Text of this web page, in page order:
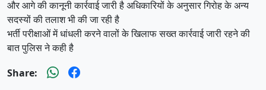
और आगे की कानूनी कार्रवाई जारी है अधिकारियों के अनुसार गिरोह के अन्य
सदस्यों की तलाश भी की जा रही है
भर्ती परीक्षाओं में धांधली करने वालों के खिलाफ सख्त कार्रवाई जारी रहने की
बात पुलिस ने कही है
Share: